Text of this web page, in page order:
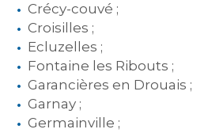
Crécy-couvé ;
Croisilles ;
Ecluzelles ;
Fontaine les Ribouts ;
Garancières en Drouais ;
Garnay ;
Germainville ;